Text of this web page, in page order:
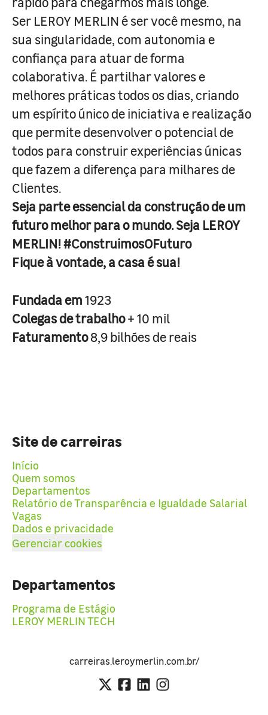
Ser LEROY MERLIN é ser você mesmo, na
sua singularidade, com autonomia e
confiança para atuar de forma
colaborativa. É partilhar valores e
melhores práticas todos os dias, criando
um espírito único de iniciativa e realização
que permite desenvolver o potencial de
todos para construir experiências únicas
que fazem a diferença para milhares de
Clientes.
Seja parte essencial da construção de um
futuro melhor para o mundo. Seja LEROY
MERLIN! #ConstruimosOFuturo
Fique à vontade, a casa é sua!
Fundada em1923
Colegas de trabalho+ 10 mil
Faturamento8,9 bilhões de reais
Site de carreiras
Início
Quem somos
Departamentos
Relatório de Transparência e Igualdade Salarial
Vagas
Dados e privacidade
Gerenciar cookies
Departamentos
Programa de Estágio
LEROY MERLIN TECH
carreiras.leroymerlin.com.br/